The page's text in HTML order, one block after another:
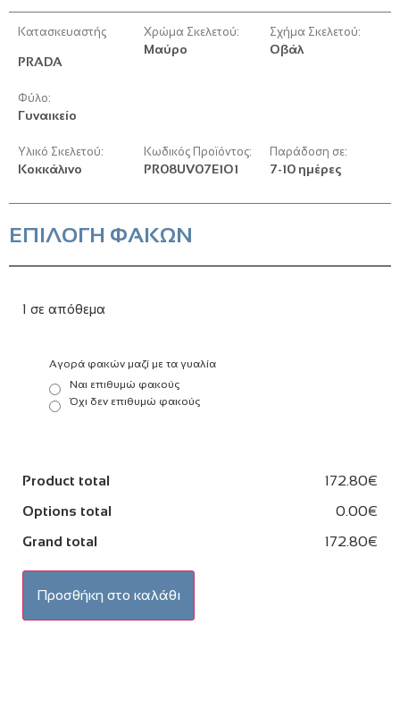
Κατασκευαστής
PRADA
Χρώμα Σκελετού:
Μαύρο
Σχήμα Σκελετού:
Οβάλ
Φύλο:
Γυναικείο
Υλικό Σκελετού:
Κοκκάλινο
Κωδικός Προϊόντος:
PR08UV07E1O1
Παράδοση σε:
7-10 ημέρες
ΕΠΙΛΟΓΗ ΦΑΚΩΝ
1 σε απόθεμα
Αγορά φακών μαζί με τα γυαλία
Ναι επιθυμώ φακούς
Όχι δεν επιθυμώ φακούς
Product total
172.80€
Options total
0.00€
Grand total
172.80€
Προσθήκη στο καλάθι